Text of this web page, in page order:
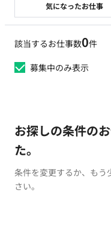
該当するお仕事数0件
募集中のみ表示
お探しの条件の
た。
条件を変更するか、もう
さい。
気になったお仕事